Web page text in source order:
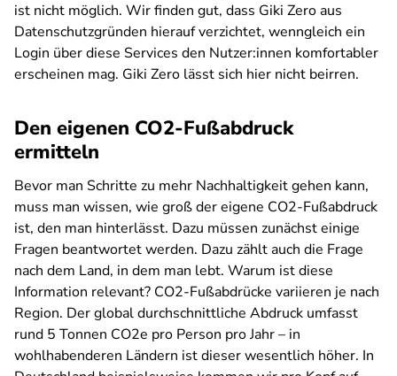
ist nicht möglich. Wir finden gut, dass Giki Zero aus
Datenschutzgründen hierauf verzichtet, wenngleich ein
Login über diese Services den Nutzer:innen komfortabler
erscheinen mag. Giki Zero lässt sich hier nicht beirren.
Den eigenen CO2-Fußabdruck
ermitteln
Bevor man Schritte zu mehr Nachhaltigkeit gehen kann,
muss man wissen, wie groß der eigene CO2-Fußabdruck
ist, den man hinterlässt. Dazu müssen zunächst einige
Fragen beantwortet werden. Dazu zählt auch die Frage
nach dem Land, in dem man lebt. Warum ist diese
Information relevant? CO2-Fußabdrücke variieren je nach
Region. Der global durchschnittliche Abdruck umfasst
rund 5 Tonnen CO2e pro Person pro Jahr – in
wohlhabenderen Ländern ist dieser wesentlich höher. In